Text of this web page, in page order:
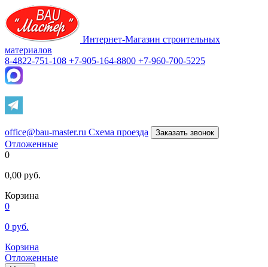
Интернет-Магазин строительных
материалов
8-4822-751-108 +7-905-164-8800 +7-960-700-5225
office@bau-master.ru Схема проезда Заказать звонок
Отложенные
0
0,00 руб.
Корзина
0
0 руб.
Корзина
Отложенные